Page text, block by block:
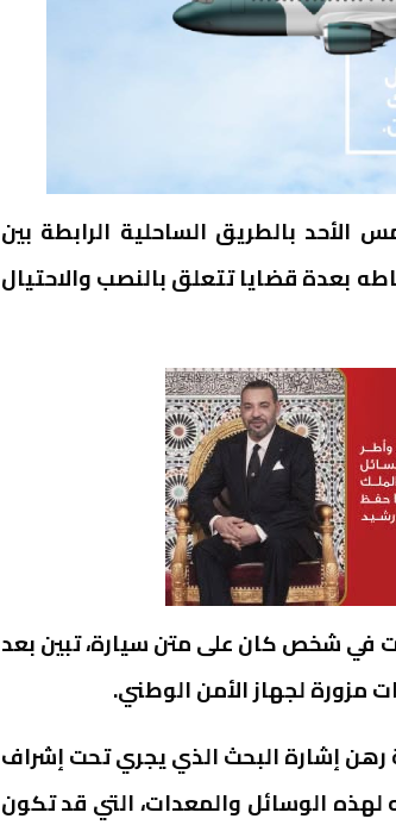
الأحد بالطريق الساحلية الرابطة بين
بعدة قضايا تتعلق بالنصب والاحتيال
في شخص كان على متن سيارة، تبين بعد
مزورة لجهاز الأمن الوطني.
رهن إشارة البحث الذي يجري تحت إشراف
لهذه الوسائل والمعدات، التي قد تكون